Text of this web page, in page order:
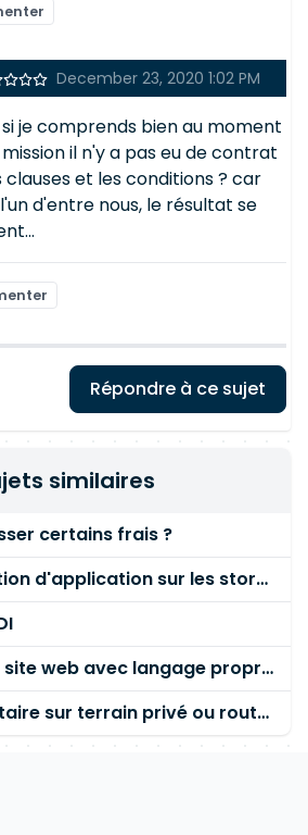
December 23, 2020 1:02 PM
je comprends bien au moment
il n'y a pas eu de contrat
clauses et les conditions ? car
d'entre nous, le résultat se
Répondre à ce sujet
similaires
certains frais ?
SASU et publication d'application sur les stores
Developpement site web avec langage propriétaire
Panneau publicitaire sur terrain privé ou route ou ... ?